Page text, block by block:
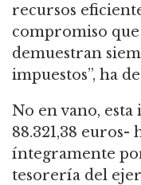
recursos
compromiso
demuestran
impuestos”, ha
No en vano,
88.321,38 euros-
íntegramente
tesorería del